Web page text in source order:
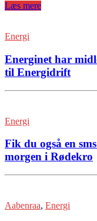
Læs mere
Energi
Energinet har
til Energidrift
Energi
Fik du også en
morgen i Rødekro
Aabenraa, Energi